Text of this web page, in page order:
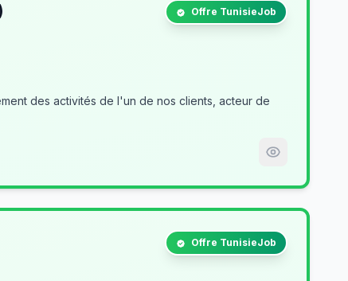
Offre TunisieJob
des activités de l'un de nos clients, acteur de
Offre TunisieJob